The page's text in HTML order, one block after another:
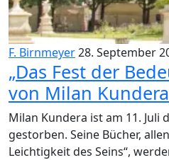
F. Birnmeyer28. September
„Das Fest der
von Milan Kundera
Milan Kundera ist am 11. Juli
gestorben. Seine Bücher,
Leichtigkeit des Seins“,